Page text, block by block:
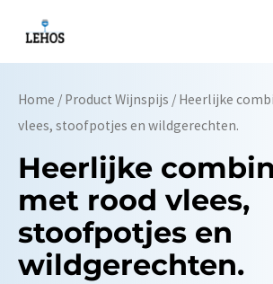
naar
de
inhoud
Home / Product Wijnspijs / Heerlijke
vlees, stoofpotjes en wildgerechten.
Heerlijke
met rood vlees,
stoofpotjes en
wildgerechten.